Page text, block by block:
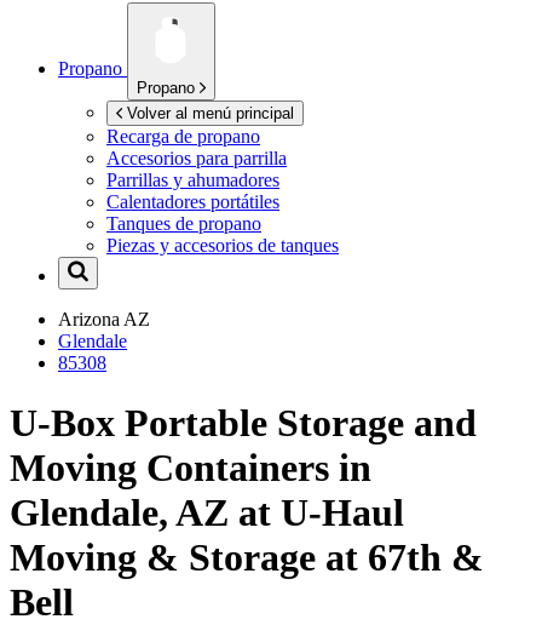
Propano
Propano
Volver al menú principal
Recarga de propano
Accesorios para parrilla
Parrillas y ahumadores
Calentadores portátiles
Tanques de propano
Piezas y accesorios de tanques
Arizona AZ
Glendale
85308
U-Box Portable Storage and
Moving Containers in
Glendale, AZ at U-Haul
Moving & Storage at 67th &
Bell